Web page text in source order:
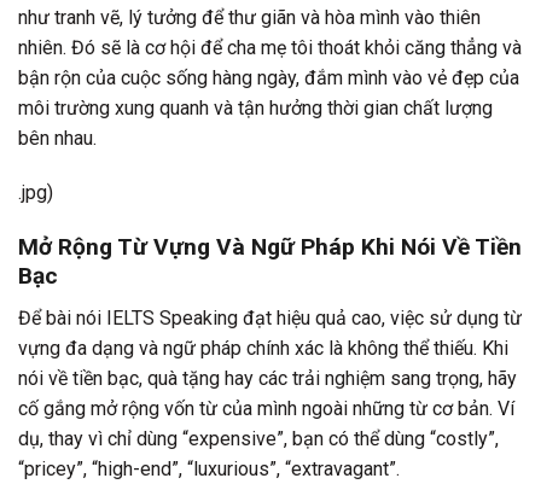
như tranh vẽ, lý tưởng để thư giãn và hòa mình vào thiên
nhiên. Đó sẽ là cơ hội để cha mẹ tôi thoát khỏi căng thẳng và
bận rộn của cuộc sống hàng ngày, đắm mình vào vẻ đẹp của
môi trường xung quanh và tận hưởng thời gian chất lượng
bên nhau.
.jpg)
Mở Rộng Từ Vựng Và Ngữ Pháp Khi Nói Về Tiền
Bạc
Để bài nói IELTS Speaking đạt hiệu quả cao, việc sử dụng từ
vựng đa dạng và ngữ pháp chính xác là không thể thiếu. Khi
nói về tiền bạc, quà tặng hay các trải nghiệm sang trọng, hãy
cố gắng mở rộng vốn từ của mình ngoài những từ cơ bản. Ví
dụ, thay vì chỉ dùng “expensive”, bạn có thể dùng “costly”,
“pricey”, “high-end”, “luxurious”, “extravagant”.